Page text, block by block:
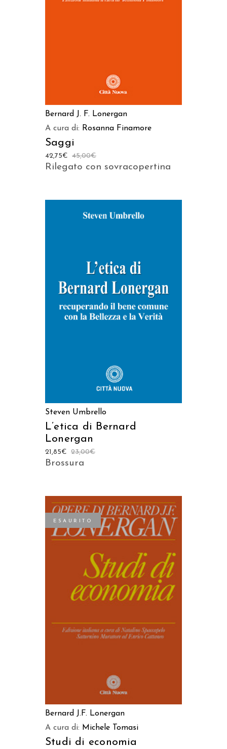
Bernard J. F. Lonergan
A cura di: Rosanna Finamore
Saggi
45,00€
42,75€
Rilegato con sovracopertina
AGGIUNGI AL CARRELLO
Steven Umbrello
L’etica di Bernard
Lonergan
23,00€
21,85€
Brossura
ESAURITO
LEGGI TUTTO
Bernard J.F. Lonergan
A cura di: Michele Tomasi
Studi di economia